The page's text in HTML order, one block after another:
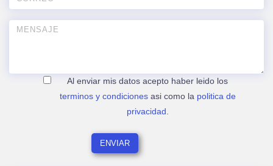
Al enviar mis datos acepto haber leido los
terminos y condicionesasi como la politica de
privacidad